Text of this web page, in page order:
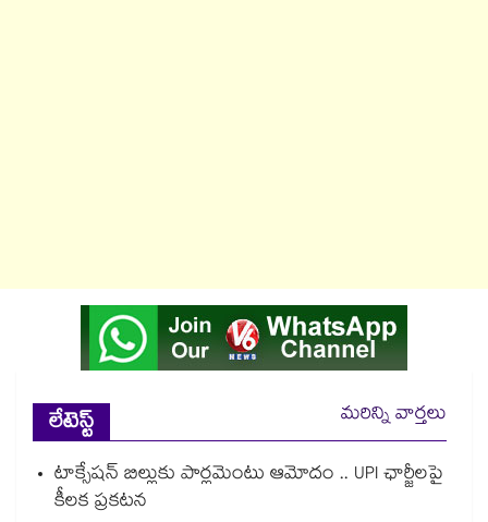
లేటెస్ట్
మరిన్ని వార్తలు
టాక్సేషన్ బిల్లుకు పార్లమెంటు ఆమోదం .. UPI ఛార్జీలపై
కీలక ప్రకటన